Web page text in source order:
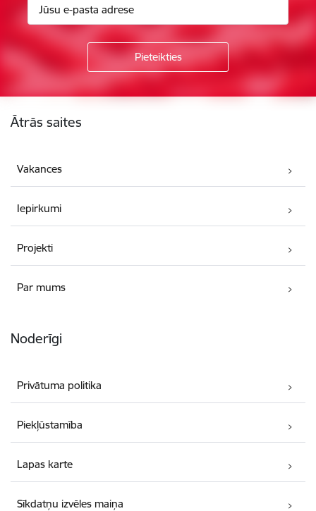
Ātrās saites
Vakances
Iepirkumi
Projekti
Par mums
Noderīgi
Privātuma politika
Piekļūstamība
Lapas karte
Sīkdatņu izvēles maiņa